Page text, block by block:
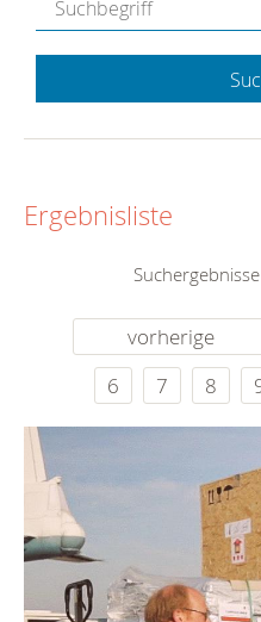
Ergebnisliste
vorherige
6
7 8